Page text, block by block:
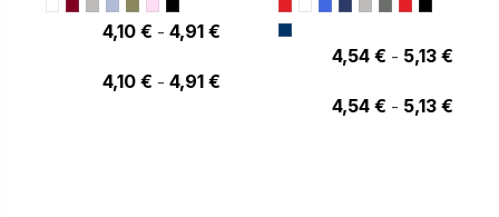
4,10 € - 4,91 €
4,10 € - 4,91 €
4,54 € - 5,13 €
4,54 € - 5,13 €